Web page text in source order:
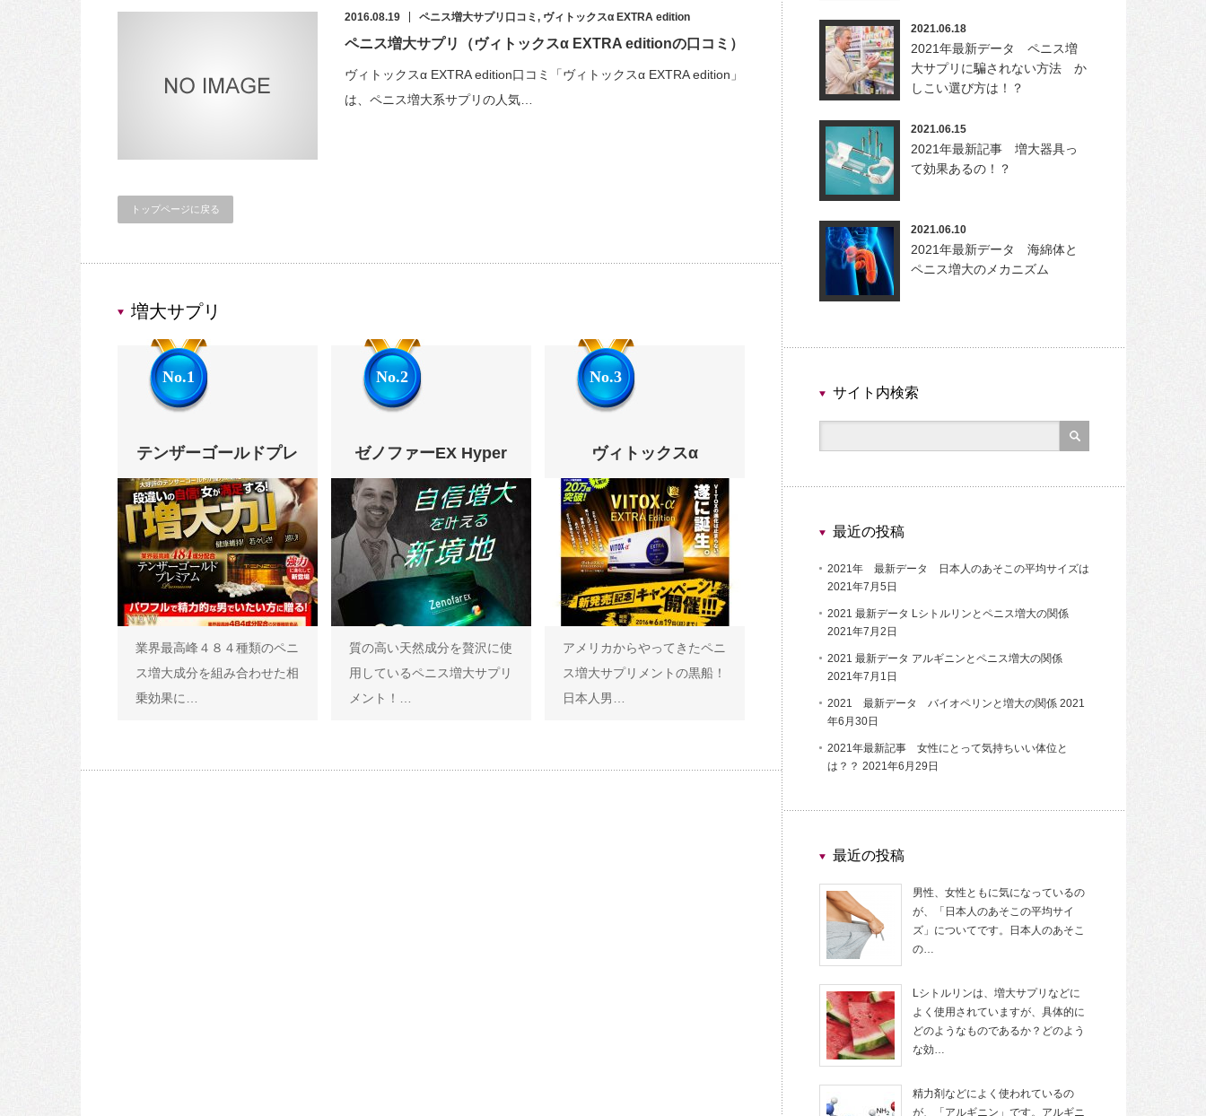
2016.08.19 ペニス増大サプリ口コミ , ヴィトックスα EXTRA edition
ペニス増大サプリ（ヴィトックスα EXTRA editionの口コミ）
ヴィトックスα EXTRA edition口コミ「ヴィトックスα EXTRA edition」
は、ペニス増大系サプリの人気…
トップページに戻る
増大サプリ
No.1
テンザーゴールドプレ
ミアム
業界最高峰４８４種類のペニ
ス増大成分を組み合わせた相
乗効果に…
No.2
ゼノファーEX Hyper
質の高い天然成分を贅沢に使
用しているペニス増大サプリ
メント！…
No.3
ヴィトックスα
アメリカからやってきたペニ
ス増大サプリメントの黒船！
日本人男…
2021.06.18
2021年最新データ ペニス増
大サプリに騙されない方法 か
しこい選び方は！？
2021.06.15
2021年最新記事 増大器具っ
て効果あるの！？
2021.06.10
2021年最新データ 海綿体と
ペニス増大のメカニズム
サイト内検索
最近の投稿
2021年 最新データ 日本人のあそこの平均サイズは
2021年7月5日
2021 最新データ Lシトルリンとペニス増大の関係
2021年7月2日
2021 最新データ アルギニンとペニス増大の関係
2021年7月1日
2021 最新データ バイオペリンと増大の関係 2021
年6月30日
2021年最新記事 女性にとって気持ちいい体位と
は？？ 2021年6月29日
最近の投稿
男性、女性ともに気になっているの
が、「日本人のあそこの平均サイ
ズ」についてです。日本人のあそこ
の…
Lシトルリンは、増大サプリなどに
よく使用されていますが、具体的に
どのようなものであるか？どのよう
な効…
精力剤などによく使われているの
が、「アルギニン」です。アルギニ